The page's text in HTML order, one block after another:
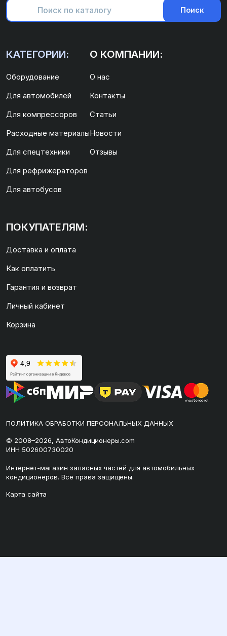
Поиск
КАТЕГОРИИ:
Оборудование
Для автомобилей
Для компрессоров
Расходные материалы
Для спецтехники
Для рефрижераторов
Для автобусов
О КОМПАНИИ:
О нас
Контакты
Статьи
Новости
Отзывы
ПОКУПАТЕЛЯМ:
Доставка и оплата
Как оплатить
Гарантия и возврат
Личный кабинет
Корзина
ПОЛИТИКА ОБРАБОТКИ ПЕРСОНАЛЬНЫХ ДАННЫХ
© 2008–2026, АвтоКондиционеры.com
ИНН 502600730020
Интернет-магазин запасных частей для автомобильных
кондиционеров. Все права защищены.
Карта сайта